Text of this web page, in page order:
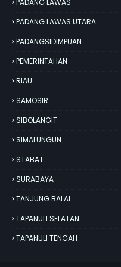
PADANG LAWAS
PADANG LAWAS UTARA
PADANGSIDIMPUAN
PEMERINTAHAN
RIAU
SAMOSIR
SIBOLANGIT
SIMALUNGUN
STABAT
SURABAYA
TANJUNG BALAI
TAPANULI SELATAN
TAPANULI TENGAH